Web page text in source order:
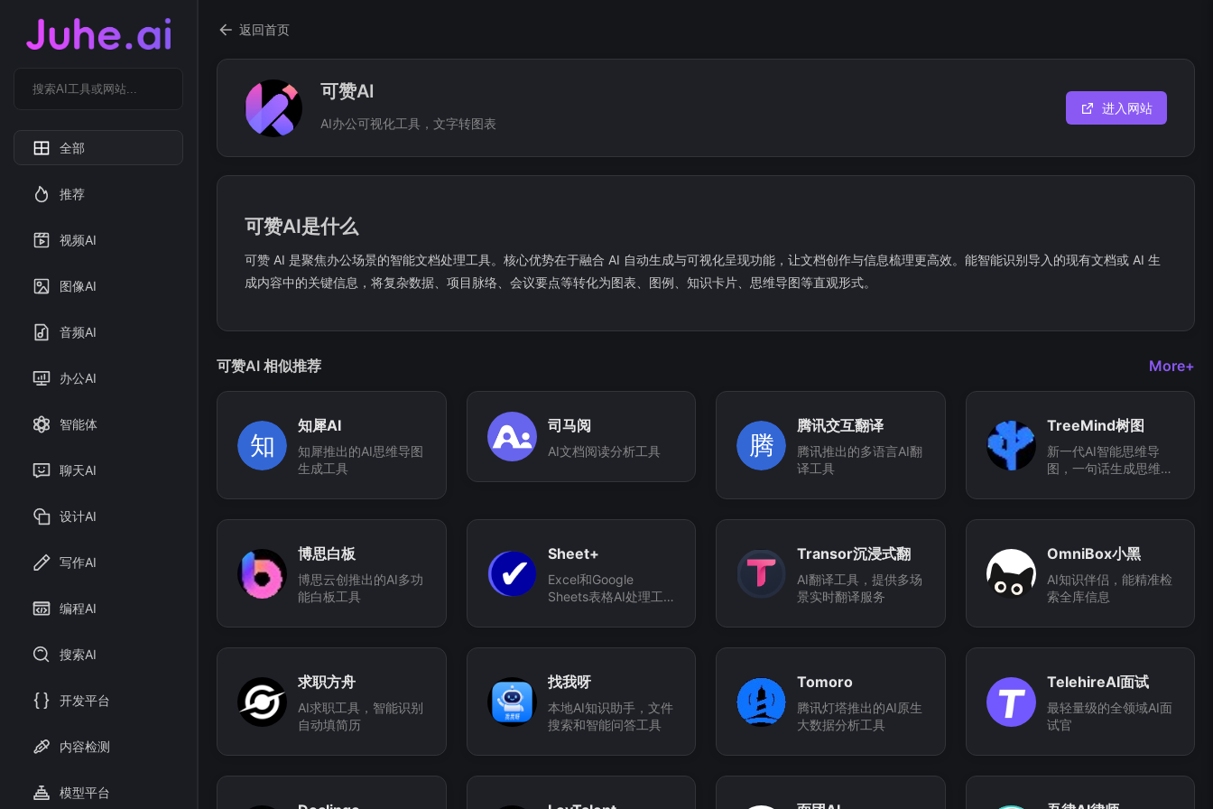
全部
推荐
视频AI
图像AI
音频AI
办公AI
智能体
聊天AI
设计AI
写作AI
编程AI
搜索AI
开发平台
内容检测
模型平台
返回首页
可赞AI
AI办公可视化工具，文字转图表
进入网站
可赞AI是什么
可赞 AI 是聚焦办公场景的智能文档处理工具。核心优势在于融合 AI 自动生成与可视化呈现功能，让文档创作与信息梳理更高效。能智能识别导入的现有文档或 AI 生
成内容中的关键信息，将复杂数据、项目脉络、会议要点等转化为图表、图例、知识卡片、思维导图等直观形式。
可赞AI 相似推荐 More+
知
知犀AI
知犀推出的AI思维导图
生成工具
司马阅
AI文档阅读分析工具 腾
腾讯交互翻译
腾讯推出的多语言AI翻
译工具
TreeMind树图
新一代AI智能思维导
图，一句话生成思维导
博思白板
博思云创推出的AI多功
能白板工具
Sheet+
Excel和Google
Sheets表格AI处理工
Transor沉浸式翻
译
AI翻译工具，提供多场
景实时翻译服务
OmniBox小黑
AI知识伴侣，能精准检
索全库信息
求职方舟
AI求职工具，智能识别
自动填简历
找我呀
本地AI知识助手，文件
搜索和智能问答工具
Tomoro
腾讯灯塔推出的AI原生
大数据分析工具
TelehireAI面试
最轻量级的全领域AI面
试官